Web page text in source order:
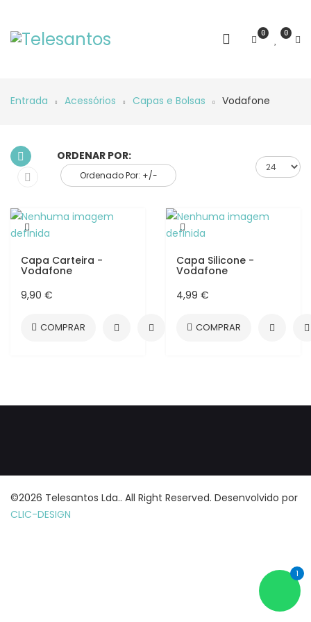
0 0
Entrada Acessórios Capas e Bolsas Vodafone
ORDENAR POR:
Ordenado Por: +/-
Capa Carteira -
Vodafone
9,90 €
Capa Silicone -
Vodafone
4,99 €
1
©2026 Telesantos Lda.. All Right Reserved. Desenvolvido por
CLIC-DESIGN